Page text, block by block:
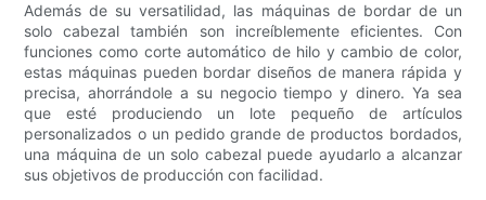
Además de su versatilidad, las máquinas de bordar de un
solo cabezal también son increíblemente eficientes. Con
funciones como corte automático de hilo y cambio de color,
estas máquinas pueden bordar diseños de manera rápida y
precisa, ahorrándole a su negocio tiempo y dinero. Ya sea
que esté produciendo un lote pequeño de artículos
personalizados o un pedido grande de productos bordados,
una máquina de un solo cabezal puede ayudarlo a alcanzar
sus objetivos de producción con facilidad.